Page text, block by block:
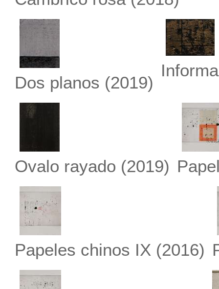
Dos planos (2019)
Ovalo rayado (2019)
Papeles chinos IX (2016)